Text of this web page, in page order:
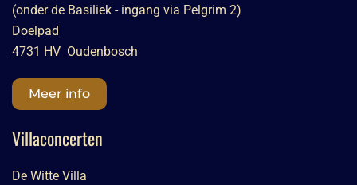
(onder de Basiliek - ingang via Pelgrim 2)
Doelpad
4731 HV Oudenbosch
Meer info
Villaconcerten
De Witte Villa